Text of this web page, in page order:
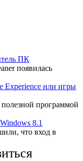
ПК
появилась
Experience или игры
программой
8.1
что вход в